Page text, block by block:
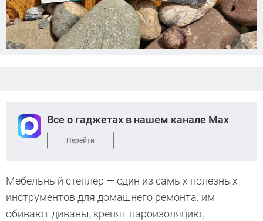
Все о гаджетах в нашем канале Max
Перейти
Мебельный степлер — один из самых полезных
инструментов для домашнего ремонта: им
обивают диваны, крепят пароизоляцию,